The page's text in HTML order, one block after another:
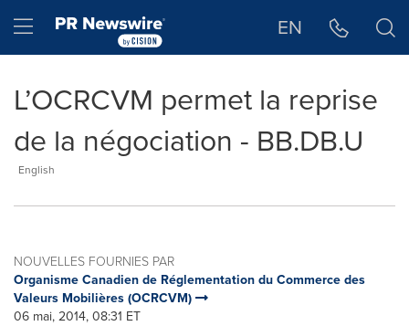
Hamburger menu EN
L’OCRCVM permet la reprise
de la négociation - BB.DB.U
English
NOUVELLES FOURNIES PAR
Organisme Canadien de Réglementation du Commerce des
Valeurs Mobilières (OCRCVM)
06 mai, 2014, 08:31 ET